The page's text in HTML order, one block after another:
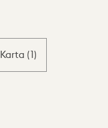
Karta (1)